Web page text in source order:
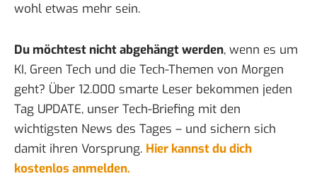
wohl etwas mehr sein.
Du möchtest nicht abgehängt werden, wenn es um
KI, Green Tech und die Tech-Themen von Morgen
geht? Über 12.000 smarte Leser bekommen jeden
Tag UPDATE, unser Tech-Briefing mit den
wichtigsten News des Tages – und sichern sich
damit ihren Vorsprung. Hier kannst du dich
kostenlos anmelden.